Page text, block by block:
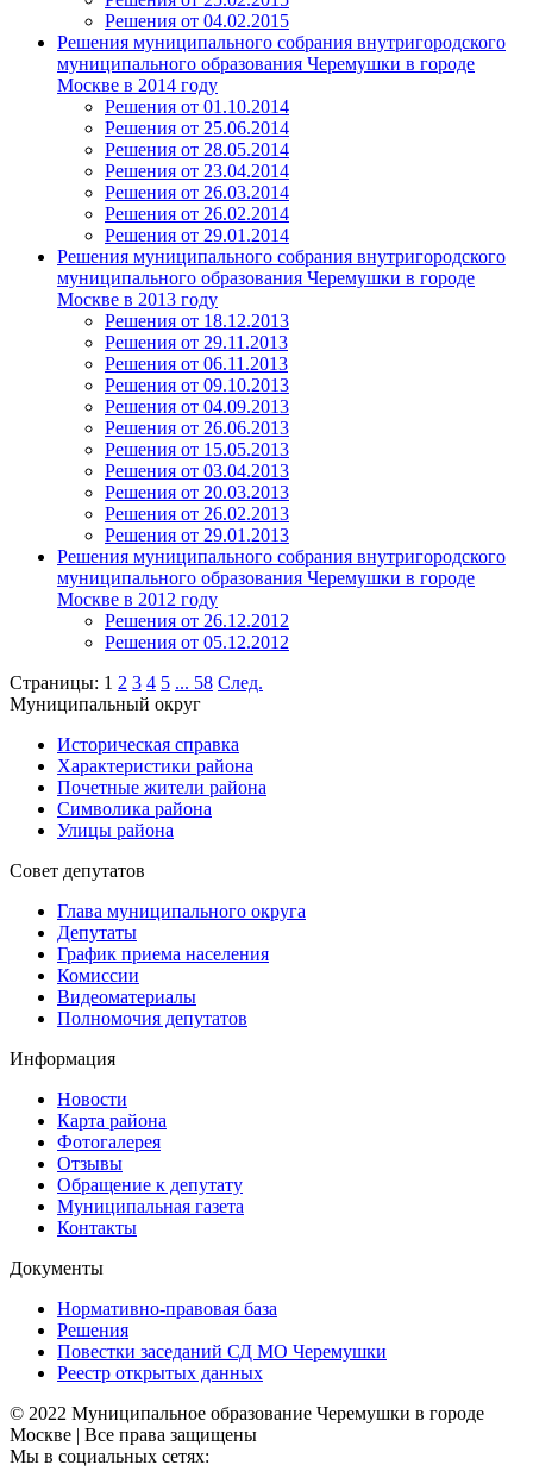
Решения от 04.02.2015
Решения муниципального собрания внутригородского
муниципального образования Черемушки в городе
Москве в 2014 году
Решения от 01.10.2014
Решения от 25.06.2014
Решения от 28.05.2014
Решения от 23.04.2014
Решения от 26.03.2014
Решения от 26.02.2014
Решения от 29.01.2014
Решения муниципального собрания внутригородского
муниципального образования Черемушки в городе
Москве в 2013 году
Решения от 18.12.2013
Решения от 29.11.2013
Решения от 06.11.2013
Решения от 09.10.2013
Решения от 04.09.2013
Решения от 26.06.2013
Решения от 15.05.2013
Решения от 03.04.2013
Решения от 20.03.2013
Решения от 26.02.2013
Решения от 29.01.2013
Решения муниципального собрания внутригородского
муниципального образования Черемушки в городе
Москве в 2012 году
Решения от 26.12.2012
Решения от 05.12.2012
Страницы: 1 2 3 4 5 ... 58 След.
Муниципальный округ
Историческая справка
Характеристики района
Почетные жители района
Символика района
Улицы района
Совет депутатов
Глава муниципального округа
Депутаты
График приема населения
Комиссии
Видеоматериалы
Полномочия депутатов
Информация
Новости
Карта района
Фотогалерея
Отзывы
Обращение к депутату
Муниципальная газета
Контакты
Документы
Нормативно-правовая база
Решения
Повестки заседаний СД МО Черемушки
Реестр открытых данных
© 2022 Муниципальное образование Черемушки в городе
Москве | Все права защищены
Мы в социальных сетях: